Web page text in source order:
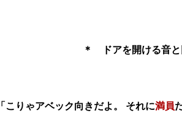
＊ ドアを開ける音
「こりゃアベック向きだよ。 それに満員